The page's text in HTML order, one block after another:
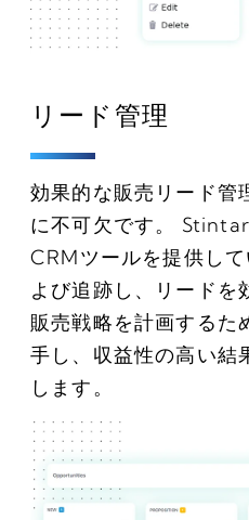
リード管理
効果的な販売リード管
に不可欠です。
CRMツールを提供し
よび追跡し、リードを
販売戦略を計画するた
手し、収益性の高い結
します。